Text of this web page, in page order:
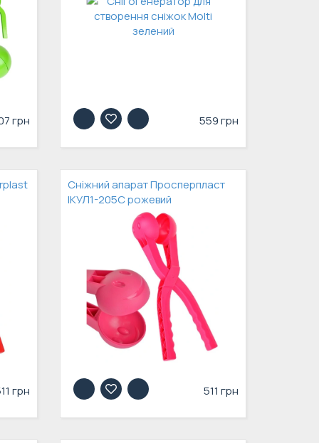
грн 559 грн
грн
Сніжний апарат Просперпласт
ІКУЛ1-205С рожевий
511 грн